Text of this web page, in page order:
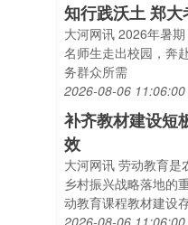
知行践沃土 郑
大河网讯 2026年暑
名师生走出校园，奔
务群众所需
2026-08-06 11:06:00
补齐教材建设短
效
大河网讯 劳动教育是
乡村振兴战略落地的
动教育课程教材建设
2026-08-06 11:06:00